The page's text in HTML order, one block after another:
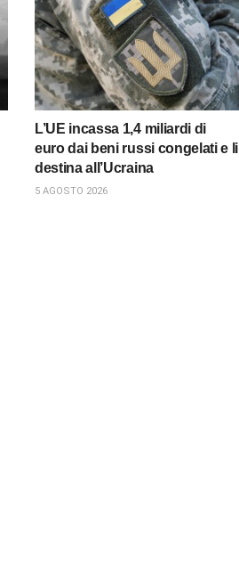
L’UE incassa 1,4 miliardi di
euro dai beni russi congelati e li
destina all’Ucraina
5 AGOSTO 2026